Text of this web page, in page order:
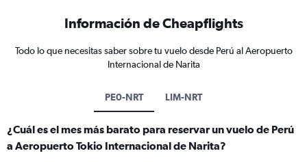
Información de Cheapflights
Todo lo que necesitas saber sobre tu vuelo desde Perú al Aeropuerto
Internacional de Narita
PE0-NRT LIM-NRT
¿Cuál es el mes más barato para reservar un vuelo de Perú
a Aeropuerto Tokio Internacional de Narita?